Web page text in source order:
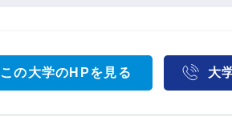
この大学のHPを見る 大